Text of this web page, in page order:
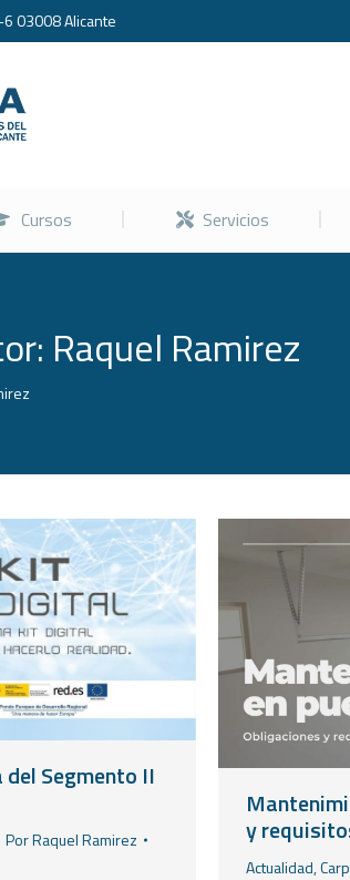
6 03008 Alicante
Cursos Servicios
Raquel Ramirez
Segmento II
PorRaquel Ramirez
y
Actualidad,
Home Cursos